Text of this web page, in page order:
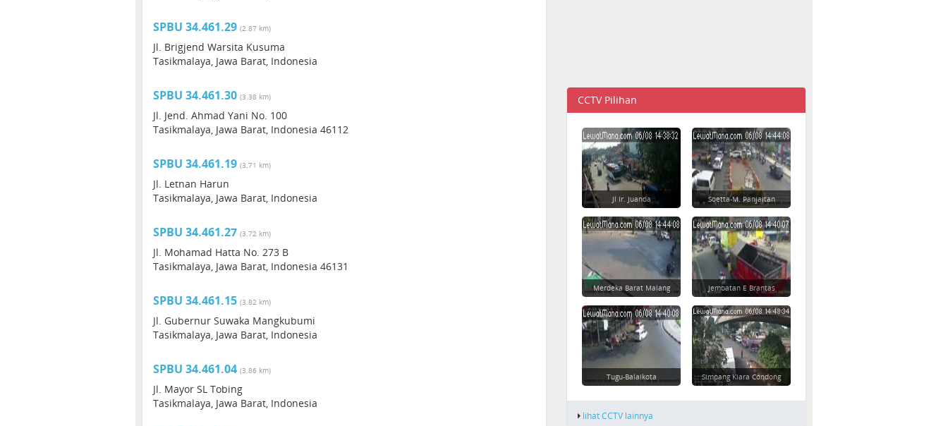
SPBU 34.461.29 (2.87 km)
Jl. Brigjend Warsita Kusuma
Tasikmalaya, Jawa Barat, Indonesia
SPBU 34.461.30 (3.38 km)
Jl. Jend. Ahmad Yani No. 100
Tasikmalaya, Jawa Barat, Indonesia 46112
SPBU 34.461.19 (3.71 km)
Jl. Letnan Harun
Tasikmalaya, Jawa Barat, Indonesia
SPBU 34.461.27 (3.72 km)
Jl. Mohamad Hatta No. 273 B
Tasikmalaya, Jawa Barat, Indonesia 46131
SPBU 34.461.15 (3.82 km)
Jl. Gubernur Suwaka Mangkubumi
Tasikmalaya, Jawa Barat, Indonesia
SPBU 34.461.04 (3.86 km)
Jl. Mayor SL Tobing
Tasikmalaya, Jawa Barat, Indonesia
CCTV Pilihan
Jl Ir. Juanda Soetta-M. Panjaitan
Merdeka Barat Malang Jembatan E Brantas
Tugu-Balaikota Simpang Kiara Condong
lihat CCTV lainnya